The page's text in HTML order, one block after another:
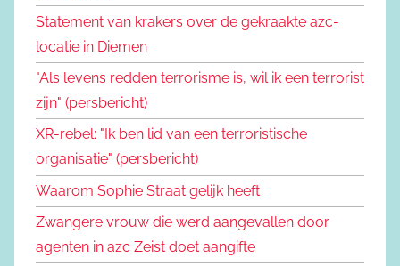
Statement van krakers over de gekraakte azc-
locatie in Diemen
"Als levens redden terrorisme is, wil ik een terrorist
zijn" (persbericht)
XR-rebel: "Ik ben lid van een terroristische
organisatie" (persbericht)
Waarom Sophie Straat gelijk heeft
Zwangere vrouw die werd aangevallen door
agenten in azc Zeist doet aangifte